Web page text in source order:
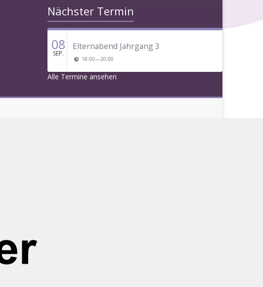
Nächster Termin
08
SEP.
Elternabend Jahrgang 3
18:00—20:00
Alle Termine ansehen